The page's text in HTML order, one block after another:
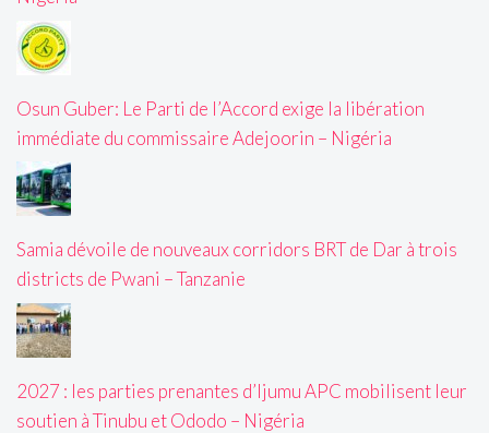
Osun Guber: Le Parti de l’Accord exige la libération
immédiate du commissaire Adejoorin – Nigéria
Samia dévoile de nouveaux corridors BRT de Dar à trois
districts de Pwani – Tanzanie
2027 : les parties prenantes d’Ijumu APC mobilisent leur
soutien à Tinubu et Ododo – Nigéria